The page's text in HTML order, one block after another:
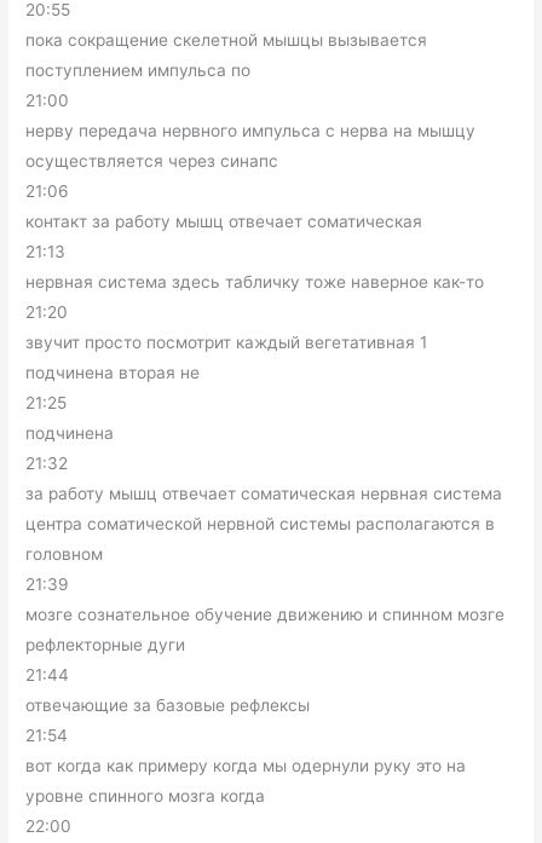
20:55
пока сокращение скелетной мышцы вызывается
поступлением импульса по
21:00
нерву передача нервного импульса с нерва на мышцу
осуществляется через синапс
21:06
контакт за работу мышц отвечает соматическая
21:13
нервная система здесь табличку тоже наверное как-то
21:20
звучит просто посмотрит каждый вегетативная 1
подчинена вторая не
21:25
подчинена
21:32
за работу мышц отвечает соматическая нервная система
центра соматической нервной системы располагаются в
головном
21:39
мозге сознательное обучение движению и спинном мозге
рефлекторные дуги
21:44
отвечающие за базовые рефлексы
21:54
вот когда как примеру когда мы одернули руку это на
уровне спинного мозга когда
22:00